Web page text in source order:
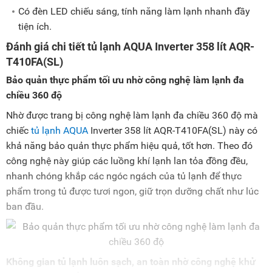
Có đèn LED chiếu sáng, tính năng làm lạnh nhanh đầy
tiện ích.
Đánh giá chi tiết tủ lạnh AQUA Inverter 358 lít AQR-
T410FA(SL)
Bảo quản thực phẩm tối ưu nhờ công nghệ làm lạnh đa
chiều 360 độ
Nhờ được trang bị công nghệ làm lạnh đa chiều 360 độ mà
chiếc tủ lạnh AQUA Inverter 358 lít AQR-T410FA(SL) này có
khả năng bảo quản thực phẩm hiệu quả, tốt hơn. Theo đó
công nghệ này giúp các luồng khí lạnh lan tỏa đồng đều,
nhanh chóng khắp các ngóc ngách của tủ lạnh để thực
phẩm trong tủ được tươi ngon, giữ trọn dưỡng chất như lúc
ban đầu.
Không gian tủ lạnh luôn sạch, an toàn nhờ công nghệ khử